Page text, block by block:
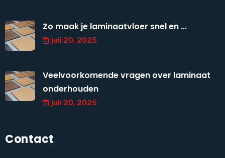
Zo maak je laminaatvloer snel en ...
juli 20, 2025
Veelvoorkomende vragen over laminaat
onderhouden
juli 20, 2025
Contact